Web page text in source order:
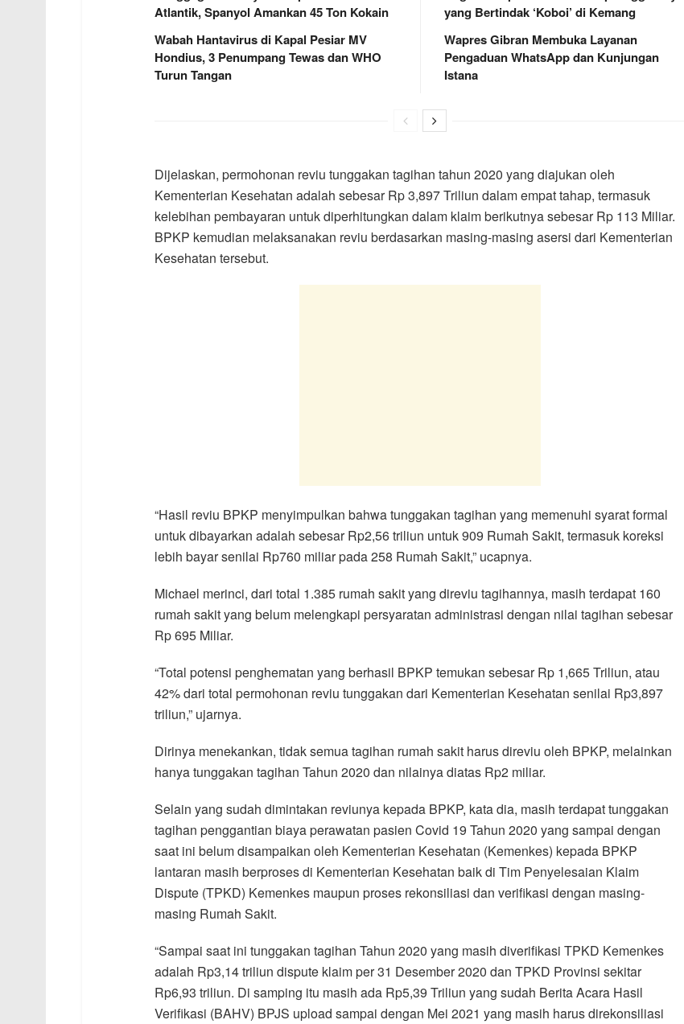
Atlantik, Spanyol Amankan 45 Ton Kokain
Wabah Hantavirus di Kapal Pesiar MV
Hondius, 3 Penumpang Tewas dan WHO
Turun Tangan
yang Bertindak ‘Koboi’ di Kemang
Wapres Gibran Membuka Layanan
Pengaduan WhatsApp dan Kunjungan
Istana
Dijelaskan, permohonan reviu tunggakan tagihan tahun 2020 yang diajukan oleh
Kementerian Kesehatan adalah sebesar Rp 3,897 Triliun dalam empat tahap, termasuk
kelebihan pembayaran untuk diperhitungkan dalam klaim berikutnya sebesar Rp 113 Miliar.
BPKP kemudian melaksanakan reviu berdasarkan masing-masing asersi dari Kementerian
Kesehatan tersebut.
“Hasil reviu BPKP menyimpulkan bahwa tunggakan tagihan yang memenuhi syarat formal
untuk dibayarkan adalah sebesar Rp2,56 triliun untuk 909 Rumah Sakit, termasuk koreksi
lebih bayar senilai Rp760 miliar pada 258 Rumah Sakit,” ucapnya.
Michael merinci, dari total 1.385 rumah sakit yang direviu tagihannya, masih terdapat 160
rumah sakit yang belum melengkapi persyaratan administrasi dengan nilai tagihan sebesar
Rp 695 Miliar.
“Total potensi penghematan yang berhasil BPKP temukan sebesar Rp 1,665 Triliun, atau
42% dari total permohonan reviu tunggakan dari Kementerian Kesehatan senilai Rp3,897
triliun,” ujarnya.
Dirinya menekankan, tidak semua tagihan rumah sakit harus direviu oleh BPKP, melainkan
hanya tunggakan tagihan Tahun 2020 dan nilainya diatas Rp2 miliar.
Selain yang sudah dimintakan reviunya kepada BPKP, kata dia, masih terdapat tunggakan
tagihan penggantian biaya perawatan pasien Covid 19 Tahun 2020 yang sampai dengan
saat ini belum disampaikan oleh Kementerian Kesehatan (Kemenkes) kepada BPKP
lantaran masih berproses di Kementerian Kesehatan baik di Tim Penyelesaian Klaim
Dispute (TPKD) Kemenkes maupun proses rekonsiliasi dan verifikasi dengan masing-
masing Rumah Sakit.
“Sampai saat ini tunggakan tagihan Tahun 2020 yang masih diverifikasi TPKD Kemenkes
adalah Rp3,14 triliun dispute klaim per 31 Desember 2020 dan TPKD Provinsi sekitar
Rp6,93 triliun. Di samping itu masih ada Rp5,39 Triliun yang sudah Berita Acara Hasil
Verifikasi (BAHV) BPJS upload sampai dengan Mei 2021 yang masih harus direkonsiliasi